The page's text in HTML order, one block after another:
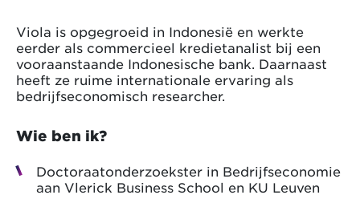
Viola is opgegroeid in Indonesië en werkte
eerder als commercieel kredietanalist bij een
vooraanstaande Indonesische bank. Daarnaast
heeft ze ruime internationale ervaring als
bedrijfseconomisch researcher.
Wie ben ik?
Doctoraatonderzoekster in Bedrijfseconomie
aan Vlerick Business School en KU Leuven